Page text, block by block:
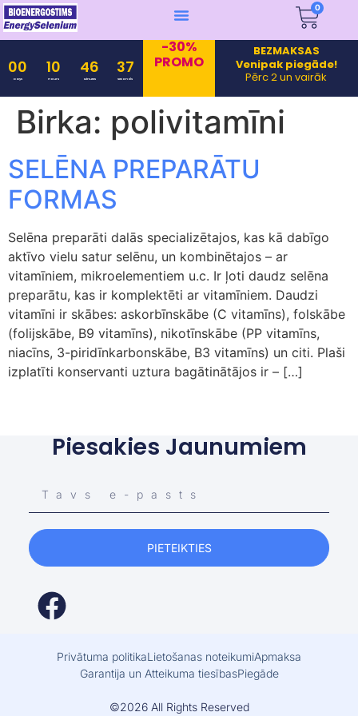
0
00
Days
10
Hours
46
Minutes
37
Seconds
-30%
PROMO
BEZMAKSAS
Venipak piegāde!
Pērc 2 un vairāk
Birka: polivitamīni
SELĒNA PREPARĀTU
FORMAS
Selēna preparāti dalās specializētajos, kas kā dabīgo
aktīvo vielu satur selēnu, un kombinētajos – ar
vitamīniem, mikroelementiem u.c. Ir ļoti daudz selēna
preparātu, kas ir komplektēti ar vitamīniem. Daudzi
vitamīni ir skābes: askorbīnskābe (C vitamīns), folskābe
(folijskābe, B9 vitamīns), nikotīnskābe (PP vitamīns,
niacīns, 3-piridīnkarbonskābe, B3 vitamīns) un citi. Plaši
izplatīti konservanti uztura bagātinātājos ir – […]
Piesakies Jaunumiem
PIETEIKTIES
Privātuma politikaLietošanas noteikumiApmaksa
Garantija un Atteikuma tiesībasPiegāde
©2026 All Rights Reserved